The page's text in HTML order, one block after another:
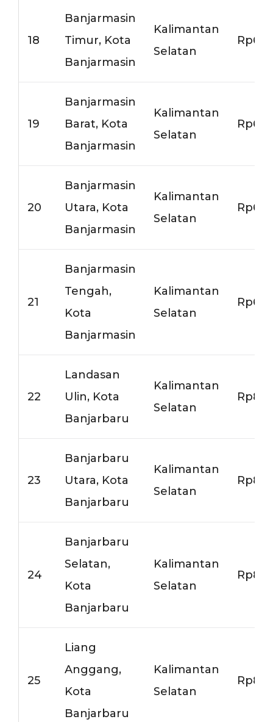
18
Banjarmasin
Timur, Kota
Banjarmasin
Kalimantan
Selatan
19
Banjarmasin
Barat, Kota
Banjarmasin
Kalimantan
Selatan
20
Banjarmasin
Utara, Kota
Banjarmasin
Kalimantan
Selatan
21
Banjarmasin
Tengah,
Kota
Banjarmasin
Kalimantan
Selatan
22
Landasan
Ulin, Kota
Banjarbaru
Kalimantan
Selatan
23
Banjarbaru
Utara, Kota
Banjarbaru
Kalimantan
Selatan
24
Banjarbaru
Selatan,
Kota
Banjarbaru
Kalimantan
Selatan
25
Liang
Anggang,
Kota
Banjarbaru
Kalimantan
Selatan